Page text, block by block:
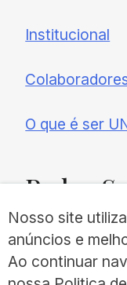
Institucional
O que é ser
Redes
Nosso site
anúncios e
Ao continuar